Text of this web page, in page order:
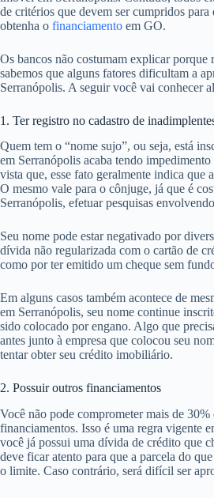
de critérios que devem ser cumpridos para
obtenha o financiamento em GO.
Os bancos não costumam explicar porque
sabemos que alguns fatores dificultam a
Serranópolis. A seguir você vai conhecer
1. Ter registro no cadastro de
Quem tem o “nome sujo”, ou seja, está
em Serranópolis acaba tendo
vista que, esse fato geralmente indica que
O mesmo vale para o cônjuge, já que é
Serranópolis, efetuar pesquisas
Seu nome pode estar negativado por
dívida não regularizada com o cartão de
como por ter emitido um cheque sem
Em alguns casos também acontece de
em Serranópolis, seu nome continue
sido colocado por engano. Algo que
antes junto à empresa que colocou seu
tentar obter seu crédito imobiliário.
2. Possuir outros financiamentos
Você não pode comprometer mais de 30%
financiamentos. Isso é uma regra vigente
você já possui uma dívida de crédito que
deve ficar atento para que a parcela do
o limite. Caso contrário, será difícil ser